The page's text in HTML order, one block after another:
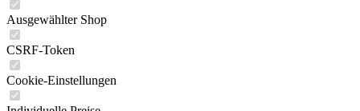
Ausgewählter Shop
CSRF-Token
Cookie-Einstellungen